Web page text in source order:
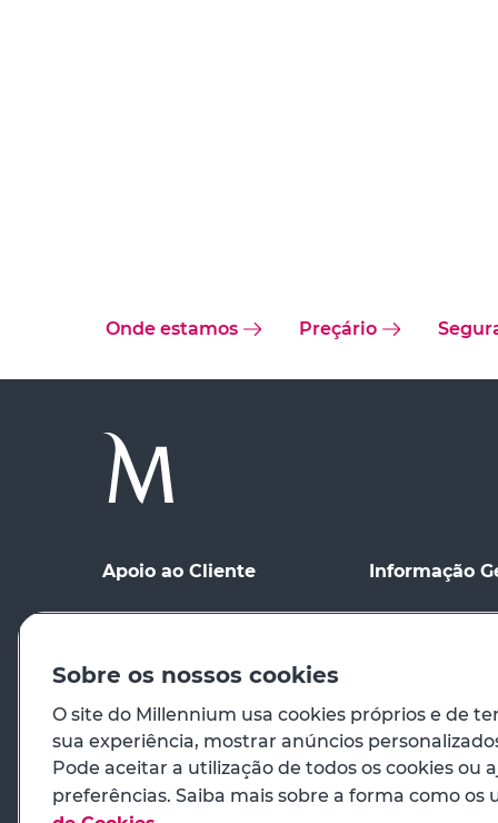
Onde estamos Preçário
Apoio ao Cliente
Ponto de contacto
Preçário
Em caso de emergência
Sugestões e reclamações
Informação
Condições
Condições de
Princípios
Venda de
Sobre os nossos cookies
O site do Millennium usa cookies próprios e de
sua experiência, mostrar anúncios
Pode aceitar a utilização de todos os cookies ou
preferências. Saiba mais sobre a forma como os